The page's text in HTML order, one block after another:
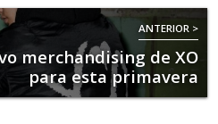
ANTERIOR >
merchandising de XO
para esta primavera